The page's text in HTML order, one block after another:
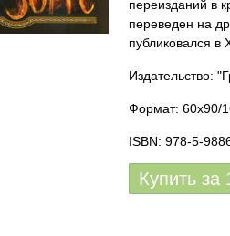
переизданий в
переведен на
публиковался в
Издательство:
Формат: 60x90/
ISBN: 978-5-
Купить за